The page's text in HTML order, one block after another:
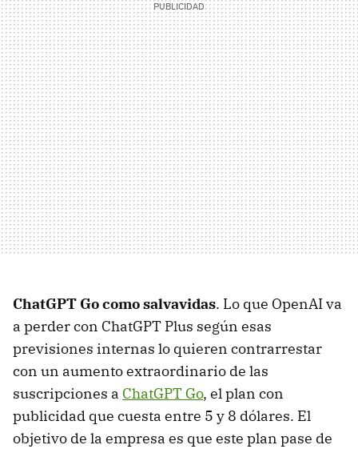
ChatGPT Go como salvavidas. Lo que OpenAI va
a perder con ChatGPT Plus según esas
previsiones internas lo quieren contrarrestar
con un aumento extraordinario de las
suscripciones a ChatGPT Go, el plan con
publicidad que cuesta entre 5 y 8 dólares. El
objetivo de la empresa es que este plan pase de